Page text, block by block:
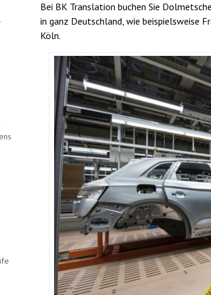
Bei BK Translation buchen Sie
in ganz Deutschland, wie beispielsweise
Köln.